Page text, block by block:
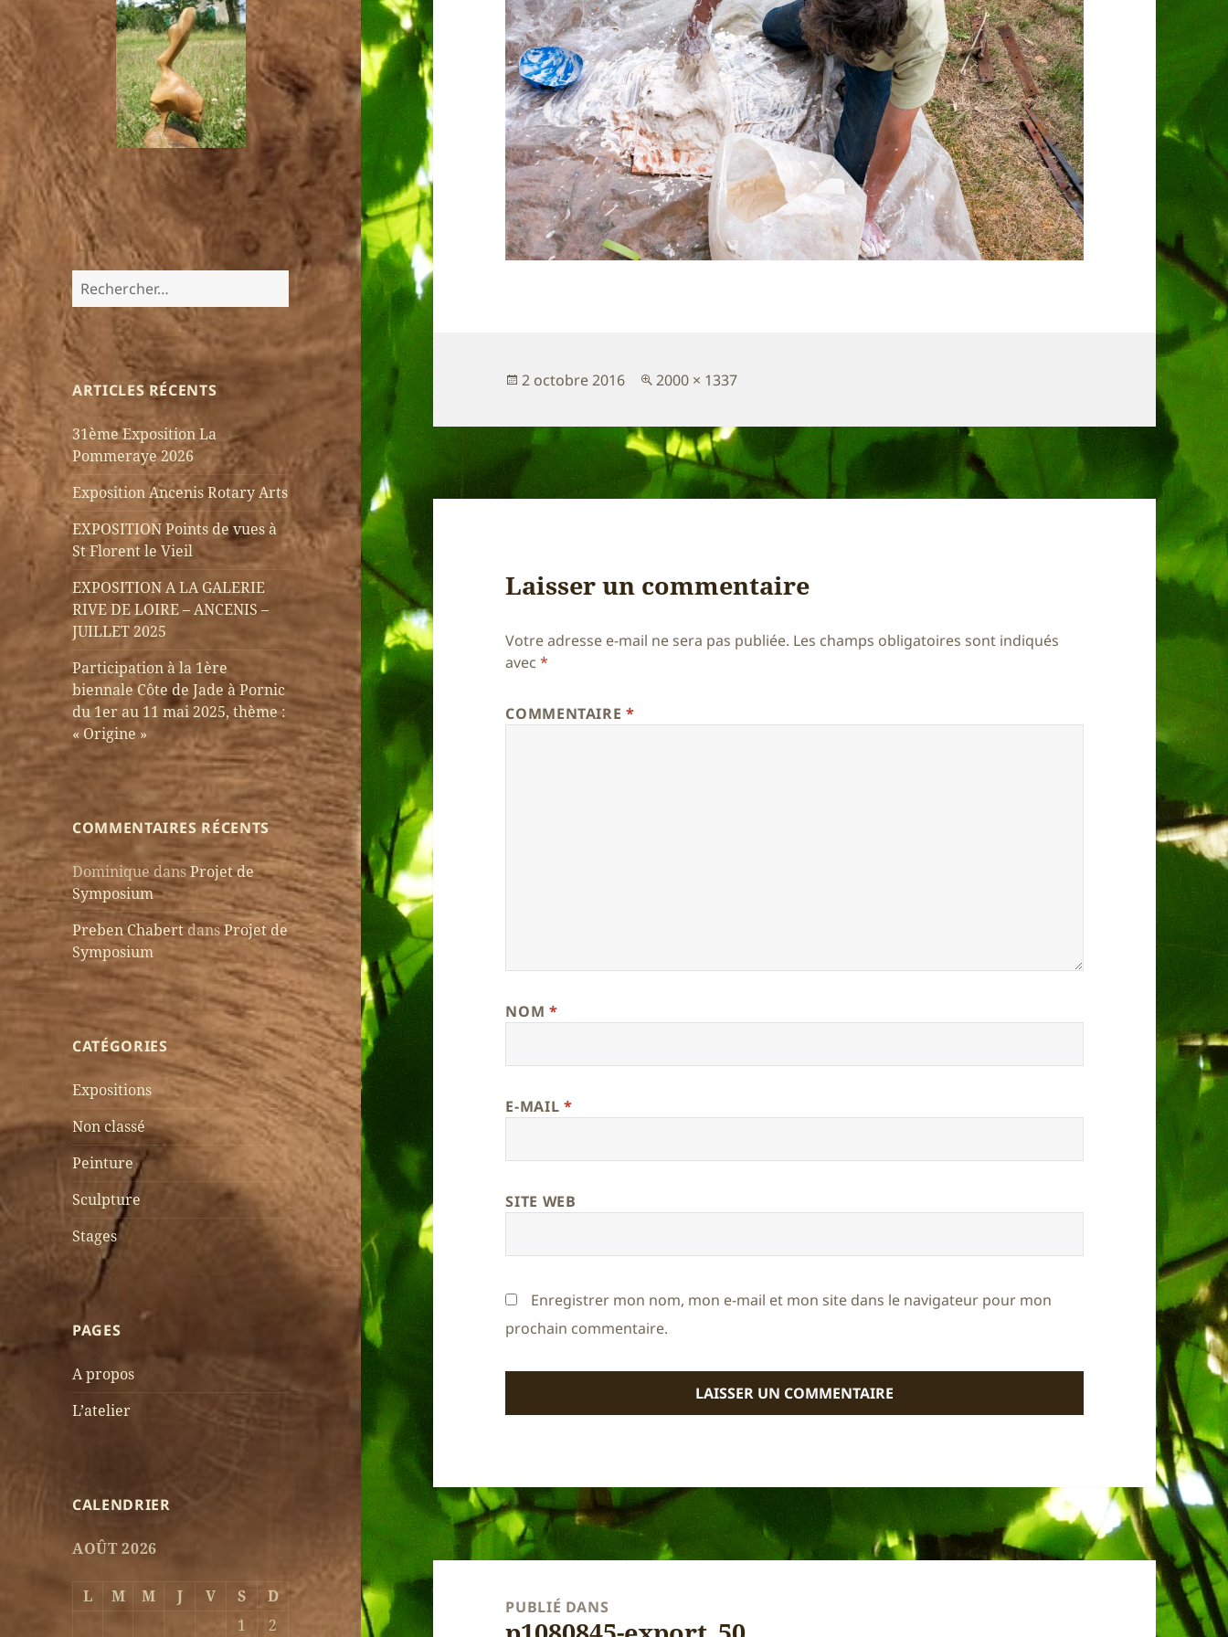
Rechercher :
ARTICLES RÉCENTS
31ème Exposition La
Pommeraye 2026
Exposition Ancenis Rotary Arts
EXPOSITION Points de vues à
St Florent le Vieil
EXPOSITION A LA GALERIE
RIVE DE LOIRE – ANCENIS –
JUILLET 2025
Participation à la 1ère
biennale Côte de Jade à Pornic
du 1er au 11 mai 2025, thème :
« Origine »
COMMENTAIRES RÉCENTS
Dominique dansProjet de
Symposium
Preben ChabertdansProjet de
Symposium
CATÉGORIES
Expositions
Non classé
Peinture
Sculpture
Stages
PAGES
A propos
L’atelier
CALENDRIER
AOÛT 2026
L M M J V S
D
1
2
Publié
2 octobre 2016
Taille
2000 × 1337
Laisser un commentaire
Votre adresse e-mail ne sera pas publiée. Les champs obligatoires sont indiqués
avec*
COMMENTAIRE*
NOM *
E-MAIL *
SITE WEB
Enregistrer mon nom, mon e-mail et mon site dans le navigateur pour mon
prochain commentaire.
Navigation
PUBLIÉ DANS